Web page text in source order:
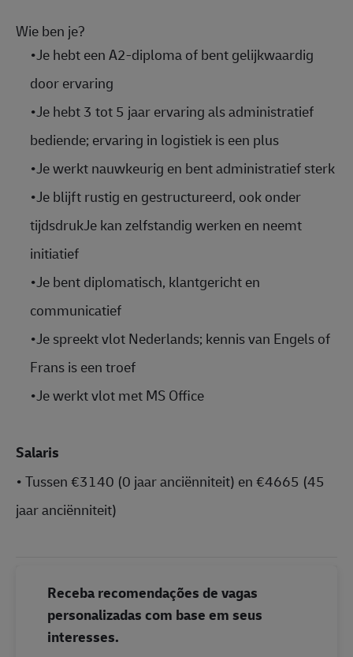
Wie ben je?
•Jehebt een A2-diploma of bent gelijkwaardig
door ervaring
•Je hebt 3 tot 5 jaar ervaring als administratief
bediende; ervaring in logistiek is een plus
•Je werkt nauwkeurig en bent administratief sterk
•Je blijft rustig en gestructureerd, ook onder
tijdsdrukJe kan zelfstandig werken en neemt
initiatief
•Je bent diplomatisch, klantgericht en
communicatief
•Je spreekt vlot Nederlands; kennis van Engels of
Frans is een troef
•Je werkt vlot met MS Office
Salaris
•Tussen €3140 (0 jaar anciënniteit) en €4665 (45
jaar anciënniteit)
Receba recomendações de vagas
personalizadas com base em seus
interesses.